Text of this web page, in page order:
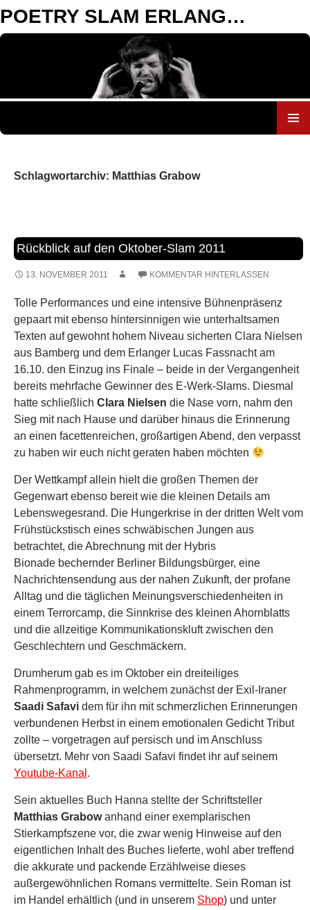
POETRY SLAM ERLANGEN
Schlagwortarchiv: Matthias Grabow
Rückblick auf den Oktober-Slam 2011
13. NOVEMBER 2011 KOMMENTAR HINTERLASSEN
Tolle Performances und eine intensive Bühnenpräsenz
gepaart mit ebenso hintersinnigen wie unterhaltsamen
Texten auf gewohnt hohem Niveau sicherten Clara Nielsen
aus Bamberg und dem Erlanger Lucas Fassnacht am
16.10. den Einzug ins Finale – beide in der Vergangenheit
bereits mehrfache Gewinner des E-Werk-Slams. Diesmal
hatte schließlich Clara Nielsen die Nase vorn, nahm den
Sieg mit nach Hause und darüber hinaus die Erinnerung
an einen facettenreichen, großartigen Abend, den verpasst
zu haben wir euch nicht geraten haben möchten
Der Wettkampf allein hielt die großen Themen der
Gegenwart ebenso bereit wie die kleinen Details am
Lebenswegesrand. Die Hungerkrise in der dritten Welt vom
Frühstückstisch eines schwäbischen Jungen aus
betrachtet, die Abrechnung mit der Hybris
Bionade bechernder Berliner Bildungsbürger, eine
Nachrichtensendung aus der nahen Zukunft, der profane
Alltag und die täglichen Meinungsverschiedenheiten in
einem Terrorcamp, die Sinnkrise des kleinen Ahornblatts
und die allzeitige Kommunikationskluft zwischen den
Geschlechtern und Geschmäckern.
Drumherum gab es im Oktober ein dreiteiliges
Rahmenprogramm, in welchem zunächst der Exil-Iraner
Saadi Safavi dem für ihn mit schmerzlichen Erinnerungen
verbundenen Herbst in einem emotionalen Gedicht Tribut
zollte – vorgetragen auf persisch und im Anschluss
übersetzt. Mehr von Saadi Safavi findet ihr auf seinem
Youtube-Kanal .
Sein aktuelles Buch Hanna stellte der Schriftsteller
Matthias Grabowanhand einer exemplarischen
Stierkampfszene vor, die zwar wenig Hinweise auf den
eigentlichen Inhalt des Buches lieferte, wohl aber treffend
die akkurate und packende Erzählweise dieses
außergewöhnlichen Romans vermittelte. Sein Roman ist
im Handel erhältlich (und in unserem Shop) und unter